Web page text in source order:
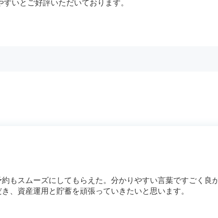
いとご好評いただいております。
もスムーズにしてもらえた。分かりやすい言葉ですごく良
、資産運用と貯蓄を頑張っていきたいと思います。